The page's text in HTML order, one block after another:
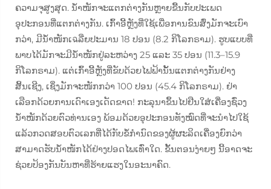
ຄວາມຈຸສູງສຸດ. ນ້ຳໜັກຈະແຕກຕ່າງກັນຫຼາຍຂື້ນກັບປະເພດ
ອຸປະກອນທີ່ແຕກຕ່າງກັນ. ເກົ້າອີ້ຫຼັງທີ່ໃຊ້ເພື່ອການຂົນສົ່ງມັກຈະເບົາ
ກວ່າ, ມີນ້ຳໜັກເฉລີ່ຍປະມານ 18 ປອນ (8.2 ກິໂລກຣາມ). ຮູບແບບທີ່
ພາບໄດ້ມັກຈະມີນ້ຳໜັກຢູ່ລະຫວ່າງ 25 ແລະ 35 ປອນ (11.3–15.9
ກິໂລກຣາມ). ແຕ່ເກົ້າອີ້ຫຼັງທີ່ຂັບດ້ວຍໄຟຟ້ານັ້ນແຕກຕ່າງກັນຢ່າງ
ສິ້ນເຊີງ, ເຊິ່ງມັກຈະໜັກກວ່າ 100 ປອນ (45.4 ກິໂລກຣາມ). ຢ່າ
ເລືອກດ້ວຍການເດົາເອງເດັດຂາດ! ກະລຸນາຂຶ້ນໄປຢືນໃສ່ເຄື່ອງຊົ່ວງ
ນ້ຳໜັກດ້ວຍຕົວທ່ານເອງ ພ້ອມດ້ວຍອຸປະກອນທັງໝົດທີ່ຈະນຳໄປໃຊ້
ແລ້ວກວດສອບຕົວເລກທີ່ໄດ້ກັບຂໍ້ກຳນົດຂອງຜູ້ຜະລິດເຄື່ອງຍົກວ່າ
ສາມາດຮັບນ້ຳໜັກໄດ້ຢ່າງປອດໄພເທົ່າໃດ. ຂັ້ນຕອນງ່າຍໆ ນີ້ອາດຈະ
ຊ່ວຍປ້ອງກັນບັນຫາທີ່ຮ້າຍແຮງໃນອະນາຄົດ.